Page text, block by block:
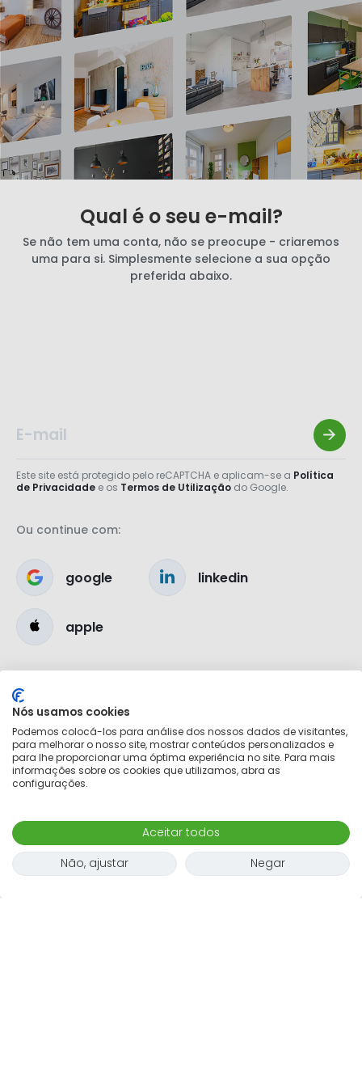
Qual é o seu e-mail?
Se não tem uma conta, não se preocupe - criaremos
uma para si. Simplesmente selecione a sua opção
preferida abaixo.
Este site está protegido pelo reCAPTCHA e aplicam-se a Política
de Privacidade e os Termos de Utilização do Google.
Ou continue com:
google linkedin
apple
Nós usamos cookies
Podemos colocá-los para análise dos nossos dados de visitantes,
para melhorar o nosso site, mostrar conteúdos personalizados e
para lhe proporcionar uma óptima experiência no site. Para mais
informações sobre os cookies que utilizamos, abra as
configurações.
Aceitar todos
Não, ajustar
Negar